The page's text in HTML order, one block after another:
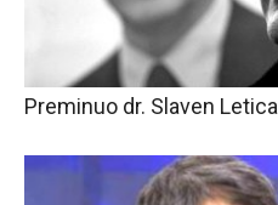
Preminuo dr. Slaven Letica